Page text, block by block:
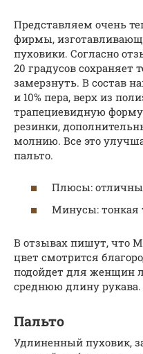
Представляем очень
фирмы,
пуховики. Согласно
20 градусов сохраняет
замерзнуть. В состав
и 10% пера, верх из
трапециевидную
резинки,
молнию. Все это
пальто.
Плюсы:
Минусы: тонкая
В отзывах пишут, что
цвет смотрится
подойдет для женщин
среднюю длину рукава.
Пальто
Удлиненный пуховик,